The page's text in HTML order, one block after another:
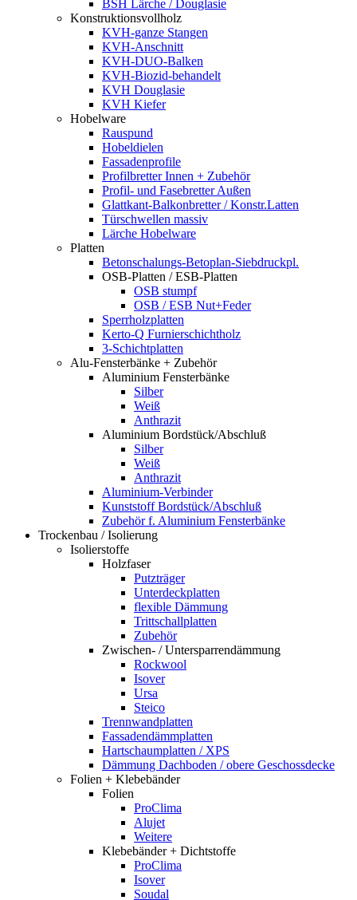
BSH Lärche / Douglasie
Konstruktionsvollholz
KVH-ganze Stangen
KVH-Anschnitt
KVH-DUO-Balken
KVH-Biozid-behandelt
KVH Douglasie
KVH Kiefer
Hobelware
Rauspund
Hobeldielen
Fassadenprofile
Profilbretter Innen + Zubehör
Profil- und Fasebretter Außen
Glattkant-Balkonbretter / Konstr.Latten
Türschwellen massiv
Lärche Hobelware
Platten
Betonschalungs-Betoplan-Siebdruckpl.
OSB-Platten / ESB-Platten
OSB stumpf
OSB / ESB Nut+Feder
Sperrholzplatten
Kerto-Q Furnierschichtholz
3-Schichtplatten
Alu-Fensterbänke + Zubehör
Aluminium Fensterbänke
Silber
Weiß
Anthrazit
Aluminium Bordstück/Abschluß
Silber
Weiß
Anthrazit
Aluminium-Verbinder
Kunststoff Bordstück/Abschluß
Zubehör f. Aluminium Fensterbänke
Trockenbau / Isolierung
Isolierstoffe
Holzfaser
Putzträger
Unterdeckplatten
flexible Dämmung
Trittschallplatten
Zubehör
Zwischen- / Untersparrendämmung
Rockwool
Isover
Ursa
Steico
Trennwandplatten
Fassadendämmplatten
Hartschaumplatten / XPS
Dämmung Dachboden / obere Geschossdecke
Folien + Klebebänder
Folien
ProClima
Alujet
Weitere
Klebebänder + Dichtstoffe
ProClima
Isover
Soudal